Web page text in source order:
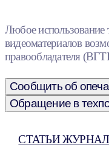
Любое использование
видеоматериалов
правообладателя
Сообщить об
Обращение в
СТАТЬИ